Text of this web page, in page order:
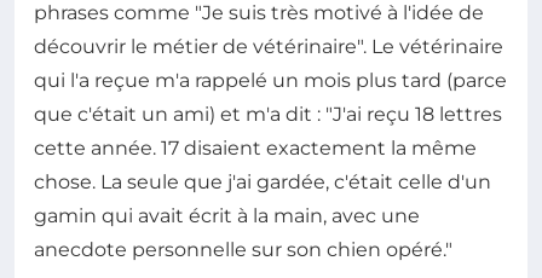
phrases comme "Je suis très motivé à l'idée de
découvrir le métier de vétérinaire". Le vétérinaire
qui l'a reçue m'a rappelé un mois plus tard (parce
que c'était un ami) et m'a dit : "J'ai reçu 18 lettres
cette année. 17 disaient exactement la même
chose. La seule que j'ai gardée, c'était celle d'un
gamin qui avait écrit à la main, avec une
anecdote personnelle sur son chien opéré."